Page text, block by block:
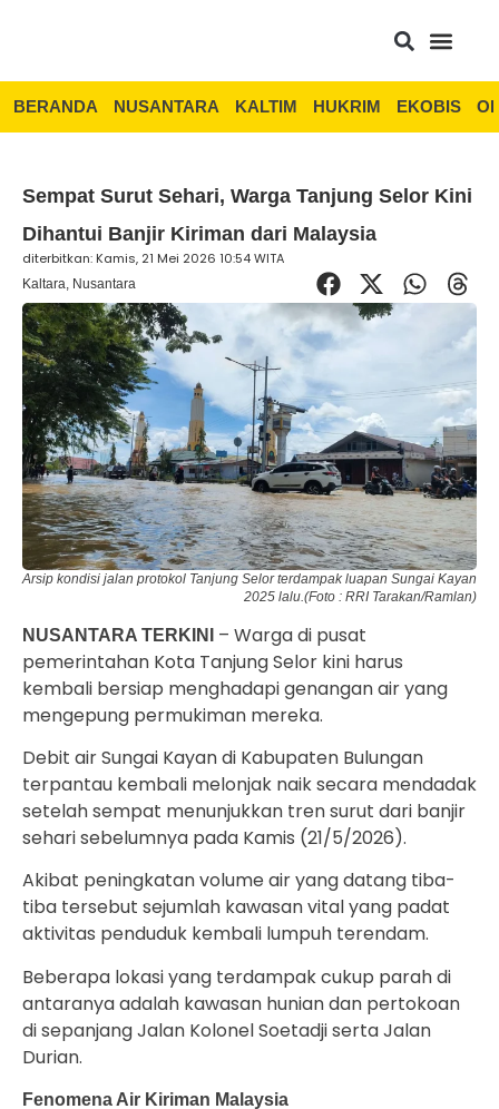
BERANDA NUSANTARA KALTIM HUKRIM EKOBIS
Sempat Surut Sehari, Warga Tanjung Selor Kini
Dihantui Banjir Kiriman dari Malaysia
diterbitkan: Kamis, 21 Mei 2026 10:54 WITA
Kaltara, Nusantara
Arsip kondisi jalan protokol Tanjung Selor terdampak luapan Sungai Kayan
2025 lalu.(Foto : RRI Tarakan/Ramlan)
NUSANTARA TERKINI
– Warga di pusat
pemerintahan Kota Tanjung Selor kini harus
kembali bersiap menghadapi genangan air yang
mengepung permukiman mereka.
Debit air Sungai Kayan di Kabupaten Bulungan
terpantau kembali melonjak naik secara mendadak
setelah sempat menunjukkan tren surut dari banjir
sehari sebelumnya pada Kamis (21/5/2026).
Akibat peningkatan volume air yang datang tiba-
tiba tersebut sejumlah kawasan vital yang padat
aktivitas penduduk kembali lumpuh terendam.
Beberapa lokasi yang terdampak cukup parah di
antaranya adalah kawasan hunian dan pertokoan
di sepanjang Jalan Kolonel Soetadji serta Jalan
Durian.
Fenomena Air Kiriman Malaysia